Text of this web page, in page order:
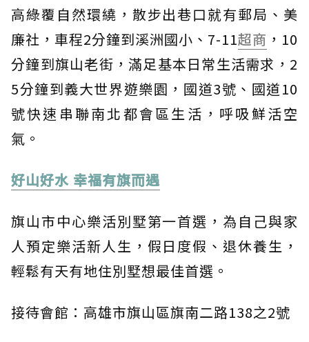
高綠覆自然環繞，散步出巷口就有郵局、美
廉社，車程2分鐘到溪洲國小、7-11超商 ，10
分鐘到旗山老街，滿足基本日常生活需求，2
5分鐘到義大世界遊樂園，國道3號、國道10
號快速串聯南北都會區生活，呼吸鮮活空
氣。
好山好水 幸福有旗而遇
旗山市中心樂活別墅第一首選，為自己與家
人預定樂活新人生，假日度假、退休養生，
輕鬆有天有地住別墅想最佳首選。
接待會館：高雄市旗山區旗南二路138之2號